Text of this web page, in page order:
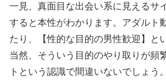
一見、真面目な出会い系に見えるサ
すると本性がわかります。アダルト
たり、【性的な目的の男性歓迎】と
当然、そういう目的のやり取りが頻
トという認識で間違いないでしょう。